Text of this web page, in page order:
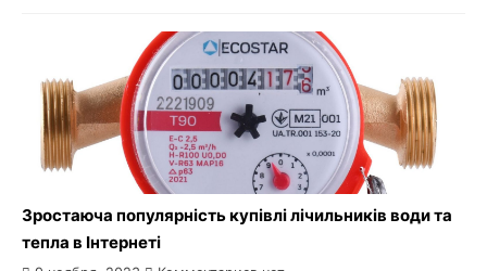
Зростаюча популярність купівлі лічильників води та
тепла в Інтернеті